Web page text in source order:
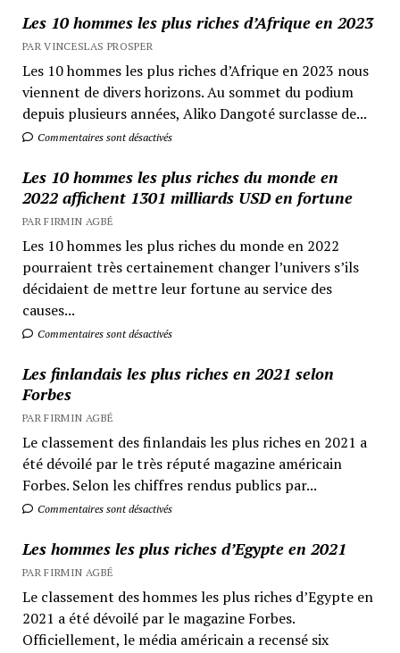
Les 10 hommes les plus riches d’Afrique en 2023
PAR VINCESLAS PROSPER
Les 10 hommes les plus riches d’Afrique en 2023 nous
viennent de divers horizons. Au sommet du podium
depuis plusieurs années, Aliko Dangoté surclasse de...
Commentaires sont désactivés
Les 10 hommes les plus riches du monde en
2022 affichent 1301 milliards USD en fortune
PAR FIRMIN AGBÉ
Les 10 hommes les plus riches du monde en 2022
pourraient très certainement changer l’univers s’ils
décidaient de mettre leur fortune au service des
causes...
Commentaires sont désactivés
Les finlandais les plus riches en 2021 selon
Forbes
PAR FIRMIN AGBÉ
Le classement des finlandais les plus riches en 2021 a
été dévoilé par le très réputé magazine américain
Forbes. Selon les chiffres rendus publics par...
Commentaires sont désactivés
Les hommes les plus riches d’Egypte en 2021
PAR FIRMIN AGBÉ
Le classement des hommes les plus riches d’Egypte en
2021 a été dévoilé par le magazine Forbes.
Officiellement, le média américain a recensé six